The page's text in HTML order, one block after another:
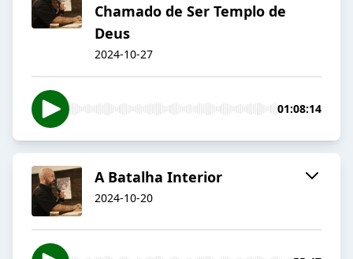
Chamado de Ser Templo de
Deus
2024-10-27
01:08:14
A Batalha Interior
2024-10-20